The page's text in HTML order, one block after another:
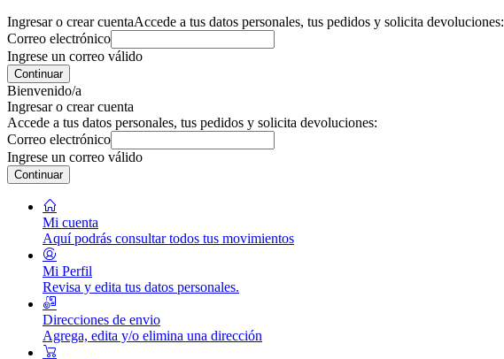
Ingresar o crear cuentaAccede a tus datos personales, tus pedidos y solicita devoluciones:
Correo electrónico
Ingrese un correo válido
Continuar
Bienvenido/a
Ingresar o crear cuenta
Accede a tus datos personales, tus pedidos y solicita devoluciones:
Correo electrónico
Ingrese un correo válido
Continuar
Mi cuenta
Aquí podrás consultar todos tus movimientos
Mi Perfil
Revisa y edita tus datos personales.
Direcciones de envio
Agrega, edita y/o elimina una dirección